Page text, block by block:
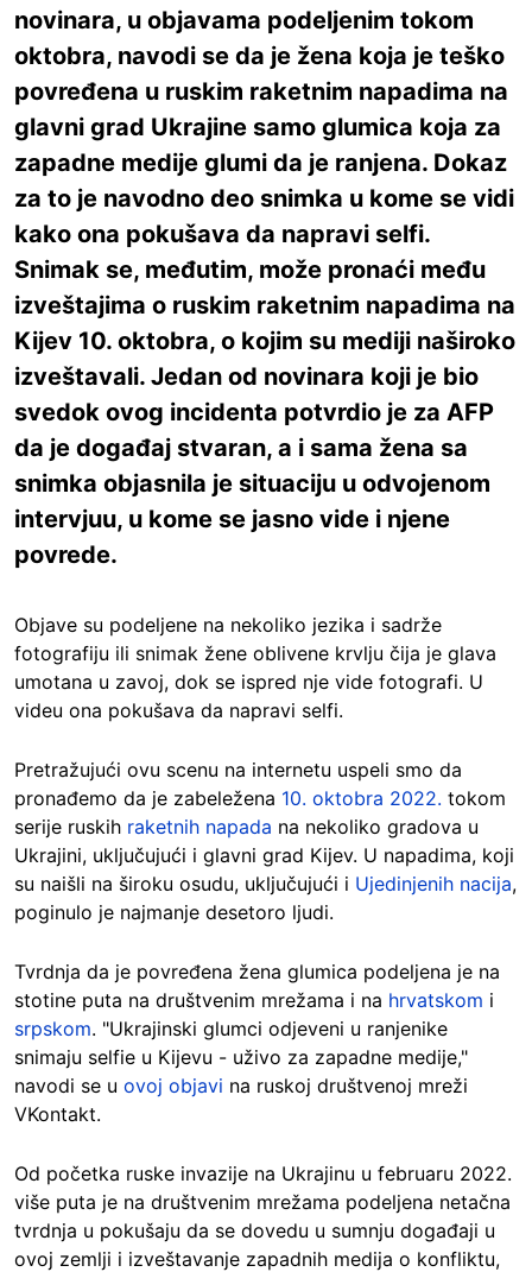
novinara, u objavama podeljenim tokom
oktobra, navodi se da je žena koja je teško
povređena u ruskim raketnim napadima na
glavni grad Ukrajine samo glumica koja za
zapadne medije glumi da je ranjena. Dokaz
za to je navodno deo snimka u kome se vidi
kako ona pokušava da napravi selfi.
Snimak se, međutim, može pronaći među
izveštajima o ruskim raketnim napadima na
Kijev 10. oktobra, o kojim su mediji naširoko
izveštavali. Jedan od novinara koji je bio
svedok ovog incidenta potvrdio je za AFP
da je događaj stvaran, a i sama žena sa
snimka objasnila je situaciju u odvojenom
intervjuu, u kome se jasno vide i njene
povrede.
Objave su podeljene na nekoliko jezika i sadrže
fotografiju ili snimak žene oblivene krvlju čija je glava
umotana u zavoj, dok se ispred nje vide fotografi. U
videu ona pokušava da napravi selfi.
Pretražujući ovu scenu na internetu uspeli smo da
pronađemo da je zabeležena 10. oktobra 2022. tokom
serije ruskih raketnih napada na nekoliko gradova u
Ukrajini, uključujući i glavni grad Kijev. U napadima, koji
su naišli na široku osudu, uključujući i Ujedinjenih nacija,
poginulo je najmanje desetoro ljudi.
Tvrdnja da je povređena žena glumica podeljena je na
stotine puta na društvenim mrežama i na hrvatskom i
srpskom. "Ukrajinski glumci odjeveni u ranjenike
snimaju selfie u Kijevu - uživo za zapadne medije,"
navodi se u ovoj objavi na ruskoj društvenoj mreži
VKontakt.
Od početka ruske invazije na Ukrajinu u februaru 2022.
više puta je na društvenim mrežama podeljena netačna
tvrdnja u pokušaju da se dovedu u sumnju događaji u
ovoj zemlji i izveštavanje zapadnih medija o konfliktu,